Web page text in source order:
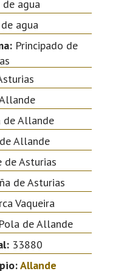
agua
agua
Principado de
Allande
Allande
Asturias
de Asturias
Vaqueira
de Allande
33880
Allande